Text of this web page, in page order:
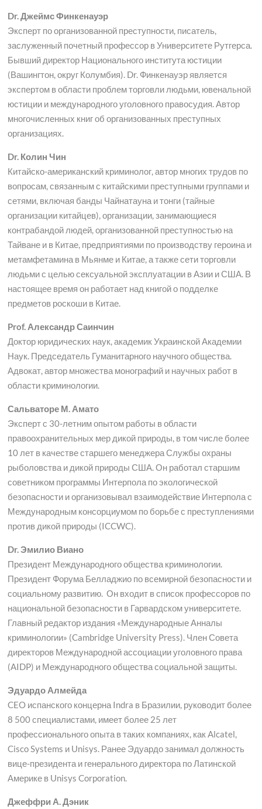
Dr. Джеймс Финкенауэр
Эксперт по организованной преступности, писатель,
заслуженный почетный профессор в Университете Рутгерса.
Бывший директор Национального института юстиции
(Вашингтон, округ Колумбия). Dr. Финкенауэр является
экспертом в области проблем торговли людьми, ювенальной
юстиции и международного уголовного правосудия. Автор
многочисленных книг об организованных преступных
организациях.
Dr. Колин Чин
Китайско-американский криминолог, автор многих трудов по
вопросам, связанным с китайскими преступными группами и
сетями, включая банды Чайнатауна и тонги (тайные
организации китайцев), организации, занимающиеся
контрабандой людей, организованной преступностью на
Тайване и в Китае, предприятиями по производству героина и
метамфетамина в Мьянме и Китае, а также сети торговли
людьми с целью сексуальной эксплуатации в Азии и США. В
настоящее время он работает над книгой о подделке
предметов роскоши в Китае.
Prof. Александр Саинчин
Доктор юридических наук, академик Украинской Академии
Наук. Председатель Гуманитарного научного общества.
Адвокат, автор множества монографий и научных работ в
области криминологии.
Сальваторе М. Амато
Эксперт с 30-летним опытом работы в области
правоохранительных мер дикой природы, в том числе более
10 лет в качестве старшего менеджера Службы охраны
рыболовства и дикой природы США. Он работал старшим
советником программы Интерпола по экологической
безопасности и организовывал взаимодействие Интерпола с
Международным консорциумом по борьбе с преступлениями
против дикой природы (ICCWC).
Dr. Эмилио Виано
Президент Международного общества криминологии.
Президент Форума Белладжио по всемирной безопасности и
социальному развитию. Он входит в список профессоров по
национальной безопасности в Гарвардском университете.
Главный редактор издания «Международные Анналы
криминологии» (Cambridge University Press). Член Совета
директоров Международной ассоциации уголовного права
(AIDP) и Международного общества социальной защиты.
Эдуардо Алмейда
CEO испанского концерна Indra в Бразилии, руководит более
8 500 специалистами, имеет более 25 лет
профессионального опыта в таких компаниях, как Alcatel,
Cisco Systems и Unisys. Ранее Эдуардо занимал должность
вице-президента и генерального директора по Латинской
Америке в Unisys Corporation.
Джеффри А. Дэник